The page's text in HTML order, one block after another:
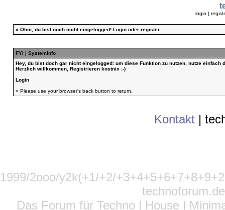
login |
» Öhm, du bist noch nicht eingelogged! Loginoder register
FYI | SystemInfo
Hey, du bist doch gar nicht eingelogged: um diese Funktion zu nutzen, nutze
Herzlich willkommen, Registrieren kostnix :-)
Login
» Please use your browser's back button to return.
Kontakt |
1999/2ooo/y2k(+1/+2/
Das Forum für Techno | House |